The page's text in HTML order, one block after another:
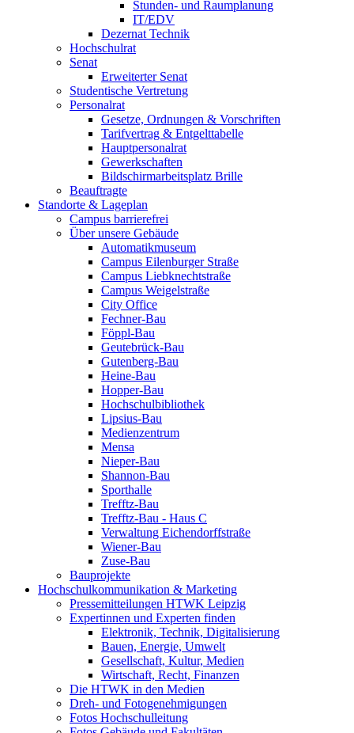
Stunden- und Raumplanung
IT/EDV
Dezernat Technik
Hochschulrat
Senat
Erweiterter Senat
Studentische Vertretung
Personalrat
Gesetze, Ordnungen & Vorschriften
Tarifvertrag & Entgelttabelle
Hauptpersonalrat
Gewerkschaften
Bildschirmarbeitsplatz Brille
Beauftragte
Standorte & Lageplan
Campus barrierefrei
Über unsere Gebäude
Automatikmuseum
Campus Eilenburger Straße
Campus Liebknechtstraße
Campus Weigelstraße
City Office
Fechner-Bau
Föppl-Bau
Geutebrück-Bau
Gutenberg-Bau
Heine-Bau
Hopper-Bau
Hochschulbibliothek
Lipsius-Bau
Medienzentrum
Mensa
Nieper-Bau
Shannon-Bau
Sporthalle
Trefftz-Bau
Trefftz-Bau - Haus C
Verwaltung Eichendorffstraße
Wiener-Bau
Zuse-Bau
Bauprojekte
Hochschulkommunikation & Marketing
Pressemitteilungen HTWK Leipzig
Expertinnen und Experten finden
Elektronik, Technik, Digitalisierung
Bauen, Energie, Umwelt
Gesellschaft, Kultur, Medien
Wirtschaft, Recht, Finanzen
Die HTWK in den Medien
Dreh- und Fotogenehmigungen
Fotos Hochschulleitung